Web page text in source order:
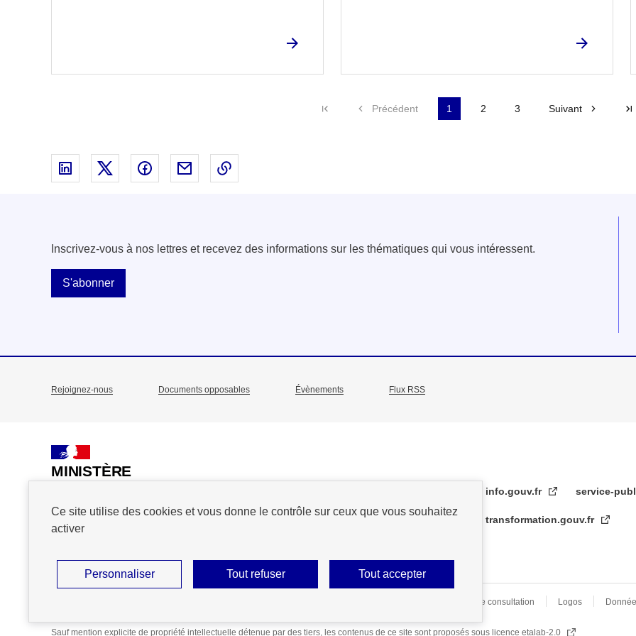
Ce site utilise des cookies et vous donne le contrôle sur ceux que vous souhaitez
activer
Tout accepter
Tout refuser
Personnaliser
Première page
Précédent 1 2 3 Suivant
Partager sur Linked In - nouvelle fenêtre
Partager sur X - nouvelle fenêtre
Partager sur Facebook - nouvelle fenêtre
Partager par email - nouvelle fenêtre
Inscrivez-vous à nos lettres et recevez des informations sur les thématiques qui vous intéressent.
S'abonner
de
Rejoignez-nous Documents opposables Évènements Flux RSS
MINISTÈRE
DE L'ACTION
PUBLICS
info.gouv.fr service-
transformation.gouv.fr
Statistiques de consultation Logos
Sauf mention explicite de propriété intellectuelle détenue par des tiers, les contenus de ce site sont proposés sous licence etalab-2.0